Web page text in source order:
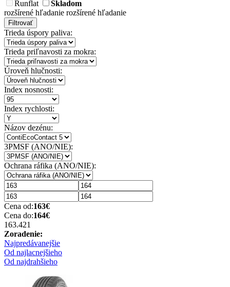
Runflat
Skladom
rozšírené hľadanie rozšírené hľadanie
Filtrovať
Trieda úspory paliva:
Trieda priľnavosti za mokra:
Úroveň hlučnosti:
Index nosnosti:
Index rychlosti:
Názov dezénu:
3PMSF (ANO/NIE):
Ochrana ráfika (ANO/NIE):
Cena od:163€
Cena do:164€
163.421
Zoradenie:
Najpredávanejšie
Od najlacnejšieho
Od najdrahšieho